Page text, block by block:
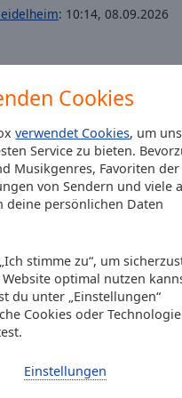
Cookies
verwendet Cookies, um
Service zu bieten.
Musikgenres, Favoriten der
von Sendern und viele
deine persönlichen Daten
stimme zu“, um
optimal nutzen
du unter „Einstellungen“
Cookies oder
Einstellungen
: 10:14, 08.09.2026
Sie gratisGratisapp